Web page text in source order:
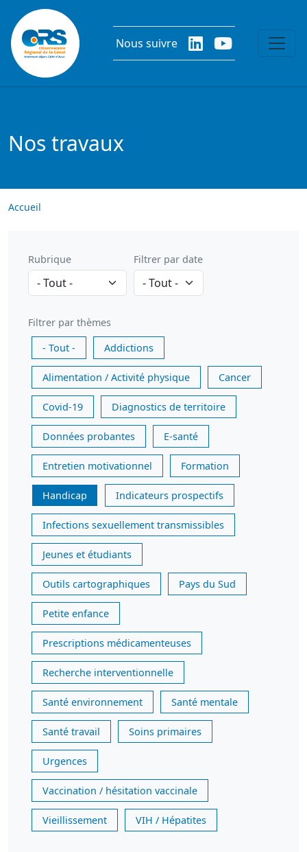
Aller au contenu principal
Nous suivre
Nos travaux
Accueil
Rubrique Filtrer par date
Filtrer par thèmes
- Tout -
Addictions
Alimentation / Activité physique Cancer
Covid-19 Diagnostics de territoire
Données probantes E-santé
Entretien motivationnel Formation
Handicap Indicateurs prospectifs
Infections sexuellement transmissibles
Jeunes et étudiants
Outils cartographiques Pays du Sud
Petite enfance
Prescriptions médicamenteuses
Recherche interventionnelle
Santé environnement Santé mentale
Santé travail Soins primaires
Urgences
Vaccination / hésitation vaccinale
Vieillissement VIH / Hépatites